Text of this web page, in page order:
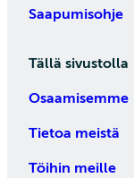
Saapumisohje
Tällä sivustolla
Osaamisemme
Tietoa meistä
Töihin meille